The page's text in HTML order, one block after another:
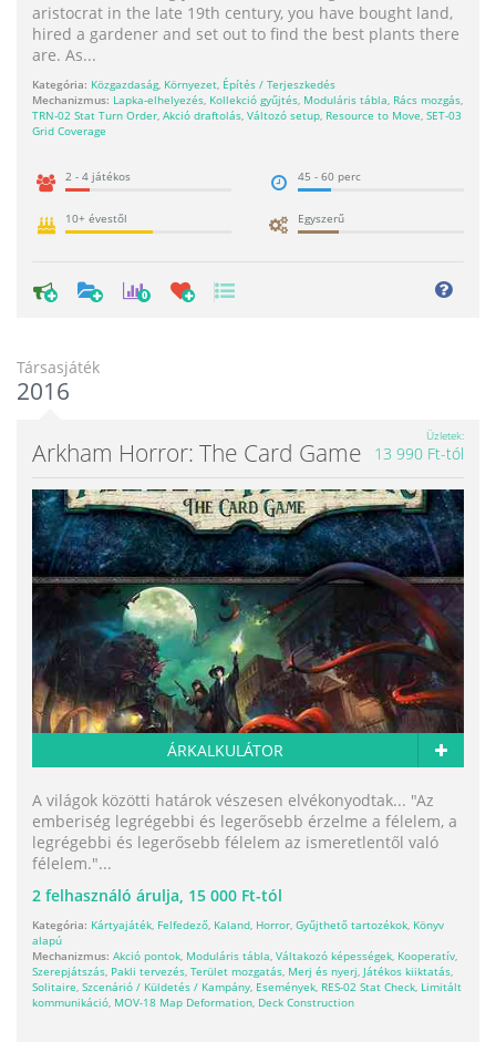
aristocrat in the late 19th century, you have bought land,
hired a gardener and set out to find the best plants there
are. As...
Kategória: Közgazdaság, Környezet, Építés / Terjeszkedés
Mechanizmus: Lapka-elhelyezés, Kollekció gyűjtés, Moduláris tábla, Rács mozgás,
TRN-02 Stat Turn Order, Akció draftolás, Változó setup, Resource to Move, SET-03
Grid Coverage
2 - 4 játékos 45 - 60 perc
10+ évestől Egyszerű
0
Társasjáték
2016
Arkham Horror: The Card Game
Üzletek
13 990 Ft-tól
ÁRKALKULÁTOR
A világok közötti határok vészesen elvékonyodtak... "Az
emberiség legrégebbi és legerősebb érzelme a félelem, a
legrégebbi és legerősebb félelem az ismeretlentől való
félelem."...
2 felhasználó árulja, 15 000 Ft-tól
Kategória: Kártyajáték, Felfedező, Kaland, Horror, Gyűjthető tartozékok, Könyv
alapú
Mechanizmus: Akció pontok, Moduláris tábla, Váltakozó képességek, Kooperatív,
Szerepjátszás, Pakli tervezés, Terület mozgatás, Merj és nyerj, Játékos kiiktatás,
Solitaire, Szcenárió / Küldetés / Kampány, Események, RES-02 Stat Check, Limitált
kommunikáció, MOV-18 Map Deformation, Deck Construction